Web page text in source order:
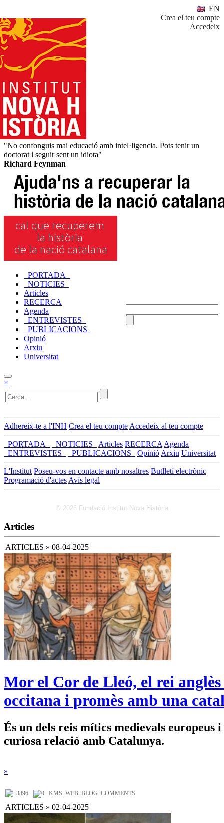
EN
Crea el teu compte
Accedeix
"No confonguis mai educació amb intel·ligencia. Pots tenir un
doctorat i seguir sent un idiota"
Richard Feynman
_PORTADA_
_NOTICIES_
Articles
RECERCA
Agenda
_ENTREVISTES_
_PUBLICACIONS_
Opinió
Arxiu
Universitat
×
Adhereix-te a l'INH Crea el teu compte Accedeix al teu compte
_PORTADA_ _NOTICIES_ Articles RECERCA Agenda
_ENTREVISTES_
_PUBLICACIONS_ Opinió Arxiu Universitat
L'Institut Poseu-vos en contacte amb nosaltres Butlletí electrònic
Programació d'actes Avís legal
© 2026 Fundació Institut Nova Història
Articles
ARTICLES » 08-04-2025
Mor el Cor de Lleó, el rei
occitana i promès amb una
És un dels reis mítics medievals europeus
curiosa relació amb Catalunya.
»
3896 0 _KMS_WEB_BLOG_COMMENTS
ARTICLES » 02-04-2025